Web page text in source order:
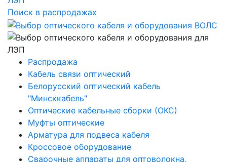
Поиск в распродажах
Распродажа
Кабель связи оптический
Белорусский оптический кабель
"Минсккабель"
Оптические кабельные сборки (ОКС)
Муфты оптические
Арматура для подвеса кабеля
Кроссовое оборудование
Сварочные аппараты для оптоволокна,